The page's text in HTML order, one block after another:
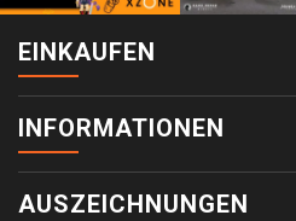
EINKAUFEN
INFORMATIONEN
AUSZEICHNUNGEN